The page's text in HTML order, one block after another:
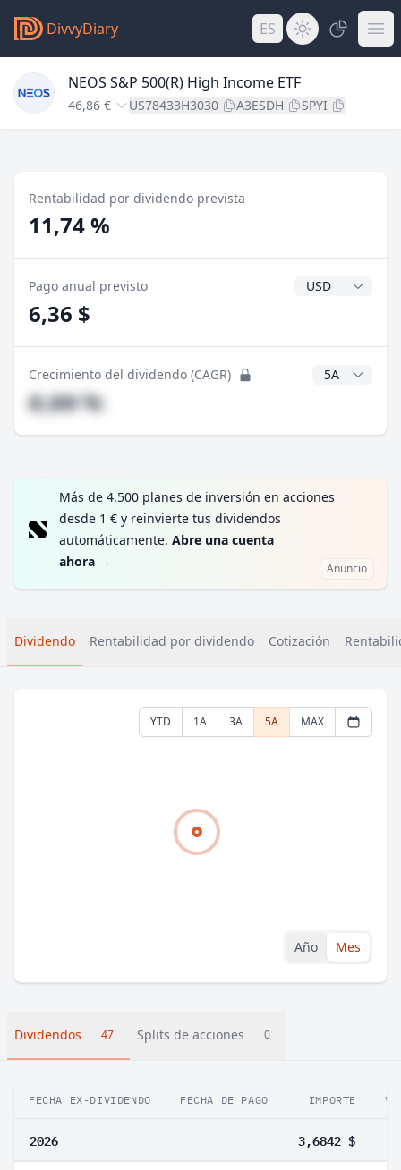
DivvyDiary ES
NEOS S&P 500(R) High Income ETF
46,86 € US78433H3030 A3ESDH SPYI
Rentabilidad por dividendo prevista
11,74 %
Pago anual previsto Divisa del
6,36 $
Crecimiento del dividendo (CAGR) Años CAGR
#,## %
Más de 4.500 planes de inversión en acciones
desde 1 € y reinvierte tus dividendos
automáticamente. Abre una cuenta
ahora → Anuncio
Dividendo Rentabilidad por dividendo Cotización
YTD 1A 3A 5A MAX
Año Mes
Dividendos 47 Splits de acciones 0
FECHA EX-DIVIDENDO FECHA DE PAGO IMPORTE
2026 3,6842 $